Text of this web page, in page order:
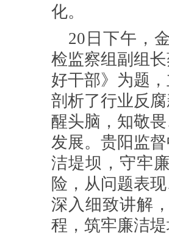
化。
20 日下午，
检监察组副组
好干部》为题
剖析了行业反
醒头脑，知敬
发展。贵阳监
洁堤坝，守牢
险，从问题表
深入细致讲解
程，筑牢廉洁